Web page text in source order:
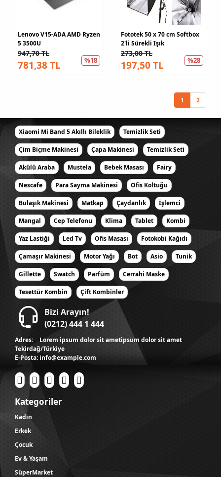
Lenovo V15-ADA AMD Ryzen
5 3500U
947,70 TL
%18
781,38 TL
Fototek 50 x 70 cm Softbox
2'li Sürekli Işık
273,00 TL
%28
197,50 TL
1 2
Xiaomi Mi Band 5 Akıllı Bileklik Temizlik Seti
Çim Biçme Makinesi Çapa Makinesi Temizlik Seti
Akülü Araba Mustela Bebek Masası Fairy
Nescafe Para Sayma Makinesi Ofis Koltuğu
Bulaşık Makinesi Matkap Çaydanlık İşlemci
Mangal Cep Telefonu Klima Tablet Kombi
Yaz Lastiği Led Tv Ofis Masası Fotokobi Kağıdı
Çamaşır Makinesi Motor Yağı Bot Asio Tunik
Gillette Swatch Parfüm Cerrahi Maske
Tesettür Kombin Çift Kombinler
Bizi Arayın!
(0212) 444 1 444
Adres:
Lorem ipsum dolor sit ametipsum dolor sit amet
Tekirdağ/Türkiye
E-Posta: info@example.com
Kategoriler
Kadın
Erkek
Çocuk
Ev & Yaşam
SüperMarket